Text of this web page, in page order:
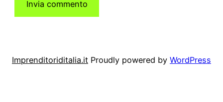
Imprenditoriditalia.it Proudly powered by WordPress